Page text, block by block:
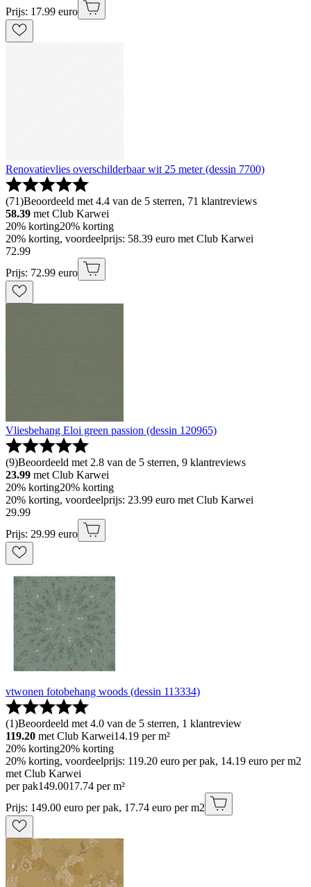
Prijs: 17.99 euro
Renovatievlies overschilderbaar wit 25 meter (dessin 7700)
(71)Beoordeeld met 4.4 van de 5 sterren, 71 klantreviews
58.39 met Club Karwei
20% korting20% korting
20% korting, voordeelprijs: 58.39 euro met Club Karwei
72.99
Prijs: 72.99 euro
Vliesbehang Eloi green passion (dessin 120965)
(9)Beoordeeld met 2.8 van de 5 sterren, 9 klantreviews
23.99 met Club Karwei
20% korting20% korting
20% korting, voordeelprijs: 23.99 euro met Club Karwei
29.99
Prijs: 29.99 euro
vtwonen fotobehang woods (dessin 113334)
(1)Beoordeeld met 4.0 van de 5 sterren, 1 klantreview
119.20 met Club Karwei14.19 per m²
20% korting20% korting
20% korting, voordeelprijs: 119.20 euro per pak, 14.19 euro per m2
met Club Karwei
per pak149.0017.74 per m²
Prijs: 149.00 euro per pak, 17.74 euro per m2